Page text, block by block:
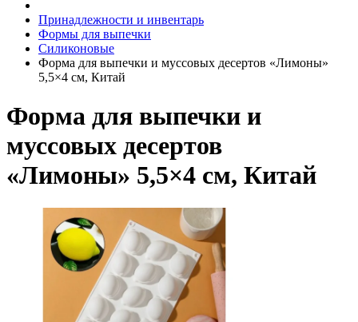
Принадлежности и инвентарь
Формы для выпечки
Силиконовые
Форма для выпечки и муссовых десертов «Лимоны»
5,5×4 см, Китай
Форма для выпечки и
муссовых десертов
«Лимоны» 5,5×4 см, Китай